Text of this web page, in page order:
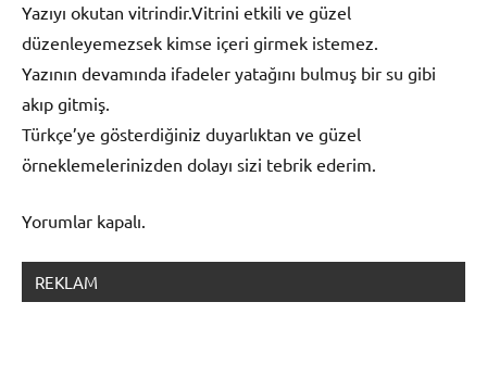
Yazıyı okutan vitrindir.Vitrini etkili ve güzel
düzenleyemezsek kimse içeri girmek istemez.
Yazının devamında ifadeler yatağını bulmuş bir su gibi
akıp gitmiş.
Türkçe’ye gösterdiğiniz duyarlıktan ve güzel
örneklemelerinizden dolayı sizi tebrik ederim.
Yorumlar kapalı.
REKLAM